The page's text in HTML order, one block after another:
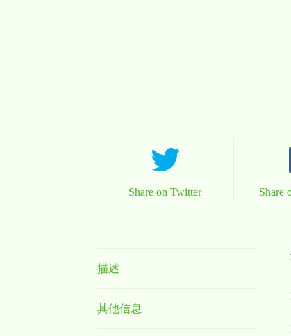
Share on Twitter Share
描述
其他信息